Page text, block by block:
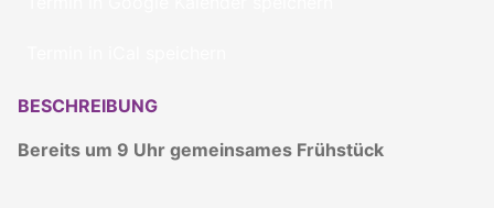
BESCHREIBUNG
Bereits um 9 Uhr gemeinsames Frühstück